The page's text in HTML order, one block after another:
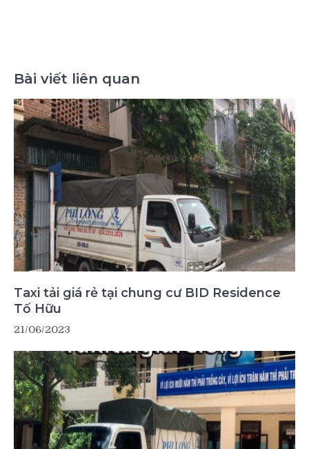
Bài viết liên quan
Taxi tải giá rẻ tại chung cư BID Residence
Tố Hữu
21/06/2023